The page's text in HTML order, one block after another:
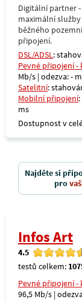
Digitální partner
maximální
běžného
připojení.
DSL/ADSL:
Pevné připojení
Mb/s | odezva: -
Satelitní:
Mobilní připojení
ms
Dostupnost v
Najděte si
pro
Infos Art
4.5
testů celkem:
Pevné připojení
96,5 Mb/s |